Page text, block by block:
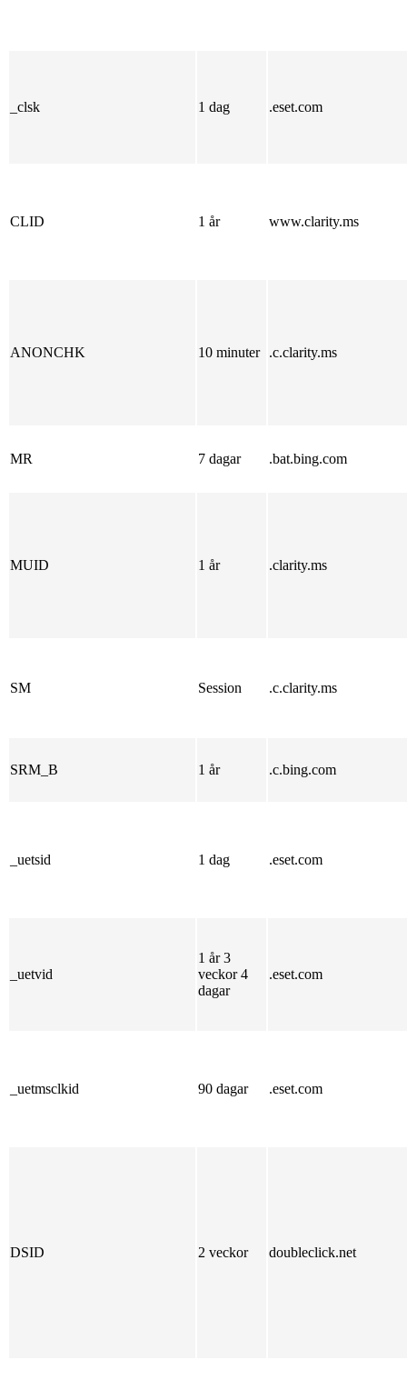
_clsk 1 dag .eset.com
CLID 1 år www.clarity.ms
ANONCHK 10 minuter .c.clarity.ms
MR 7 dagar .bat.bing.com
MUID 1 år .clarity.ms
SM Session .c.clarity.ms
SRM_B 1 år .c.bing.com
_uetsid 1 dag .eset.com
_uetvid
1 år 3
veckor 4
dagar
.eset.com
_uetmsclkid 90 dagar .eset.com
DSID 2 veckor doubleclick.net